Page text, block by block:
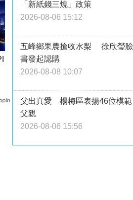
「新紙錢三燒」政策
2026-08-06 15:12
五峰鄉果農搶收水梨 徐欣瑩臉
書發起認購
2026-08-08 10:07
父出真愛 楊梅區表揚46位模範
父親
2026-08-06 15:56